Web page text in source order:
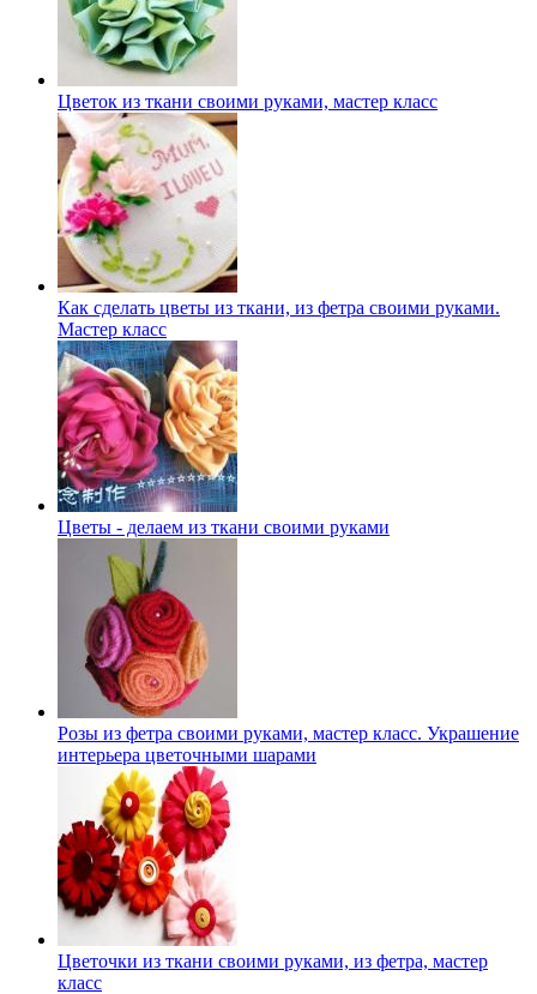
Цветок из ткани своими руками, мастер класс
Как сделать цветы из ткани, из фетра своими руками.
Мастер класс
Цветы - делаем из ткани своими руками
Розы из фетра своими руками, мастер класс. Украшение
интерьера цветочными шарами
Цветочки из ткани своими руками, из фетра, мастер
класс